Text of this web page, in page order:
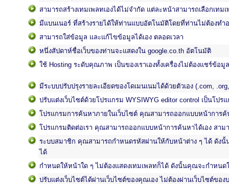
สามารถสร้างเทมเพลทเองได้ไม่จำกัด แต่ละหน้าสามารถเลือกเทม
มีแบนเนอร์ ที่สร้างรายได้ให้ท่านแบบอัตโนมัติโดยที่ท่านไม่ต้องทำ
สามารถใส่ข้อมูล และแก้ไขข้อมูลได้เอง ตลอดเวลา
หนึ่งสัปดาห์ชื่อเว็บของท่านจะแสดงใน google.co.th อัตโนมัติ
ใช้ Hosting ระดับคุณภาพ เป็นของเราเองทั้งเครื่องไม่ต้องแชร์ข้อ
มีระบบปรับปรุงรายละเอียดของโดเมนเนมได้ด้วยตัวเอง (.com,
ปรับแต่งเว็บไซต์ด้วยโปรแกรม WYSIWYG editor control เป็นโป
โปรแกรมการค้นหาภายในเว็บไซต์ คุณสามารถออกแบบหน้าการค้
โปรแกรมติดต่อเรา คุณสามารถออกแบบหน้าการค้นหาได้เอง สา
ระบบสมาชิก คุณสามารถกำหนดรหัสผ่านให้กับหน้าต่าง ๆ ได้ ดัง
ได้
กำหนดให้หน้าใด ๆ ไม่ต้องแสดงเทมเพลทก็ได้ ดังนั้นคุณจะกำหน
ปรับแต่งเว็บไซต์ได้ผ่านเว็บไซต์ของคุณเอง ไม่ต้องผ่านเว็บไซต์ของ